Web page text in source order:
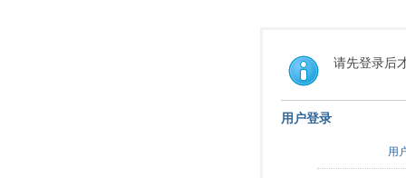
请先登录后
用户登录
用